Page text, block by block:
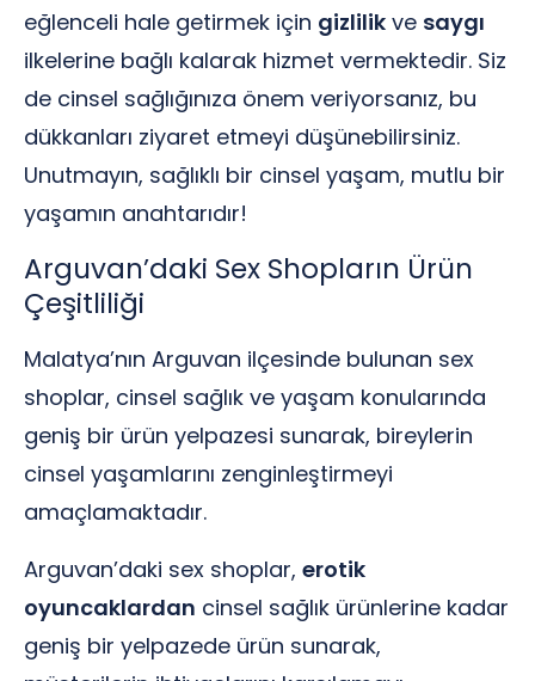
eğlenceli hale getirmek için gizlilik ve saygı
ilkelerine bağlı kalarak hizmet vermektedir. Siz
de cinsel sağlığınıza önem veriyorsanız, bu
dükkanları ziyaret etmeyi düşünebilirsiniz.
Unutmayın, sağlıklı bir cinsel yaşam, mutlu bir
yaşamın anahtarıdır!
Arguvan’daki Sex Shopların Ürün
Çeşitliliği
Malatya’nın Arguvan ilçesinde bulunan sex
shoplar, cinsel sağlık ve yaşam konularında
geniş bir ürün yelpazesi sunarak, bireylerin
cinsel yaşamlarını zenginleştirmeyi
amaçlamaktadır.
Arguvan’daki sex shoplar, erotik
oyuncaklardan cinsel sağlık ürünlerine kadar
geniş bir yelpazede ürün sunarak,